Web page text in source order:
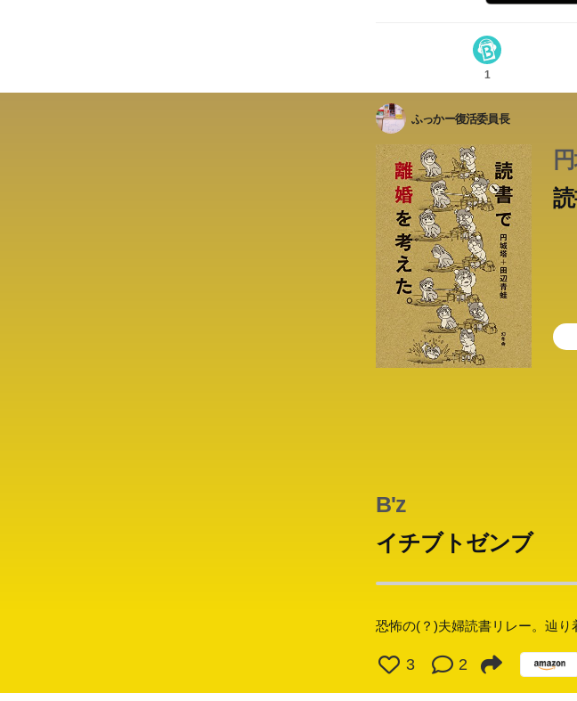
1
ふっかー復活委員長
夫婦のかたちに正解はない。本
とホラー作家の妻、相互理解の
を覗き見ながら、読みたい本に
B'z
イチブトゼンブ
恐怖の(？)夫婦読書リレー。辿り
3 2